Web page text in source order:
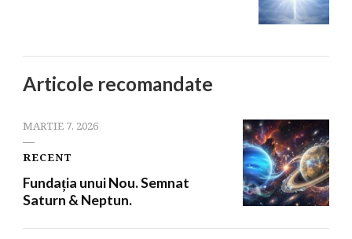
Articole recomandate
MARTIE 7, 2026
RECENT
Fundația unui Nou. Semnat
Saturn & Neptun.